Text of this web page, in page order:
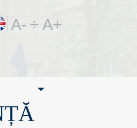
A- ÷ A+